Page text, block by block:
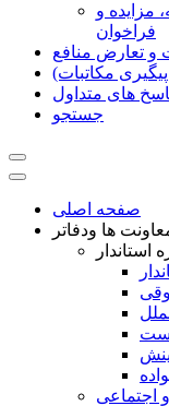
مزایده و
فراخوان
و تعارض منافع
مکاتبات)
های متداول
جستجو
صفحه اصلی
ها ودفاتر
استاندار
اجتماعی